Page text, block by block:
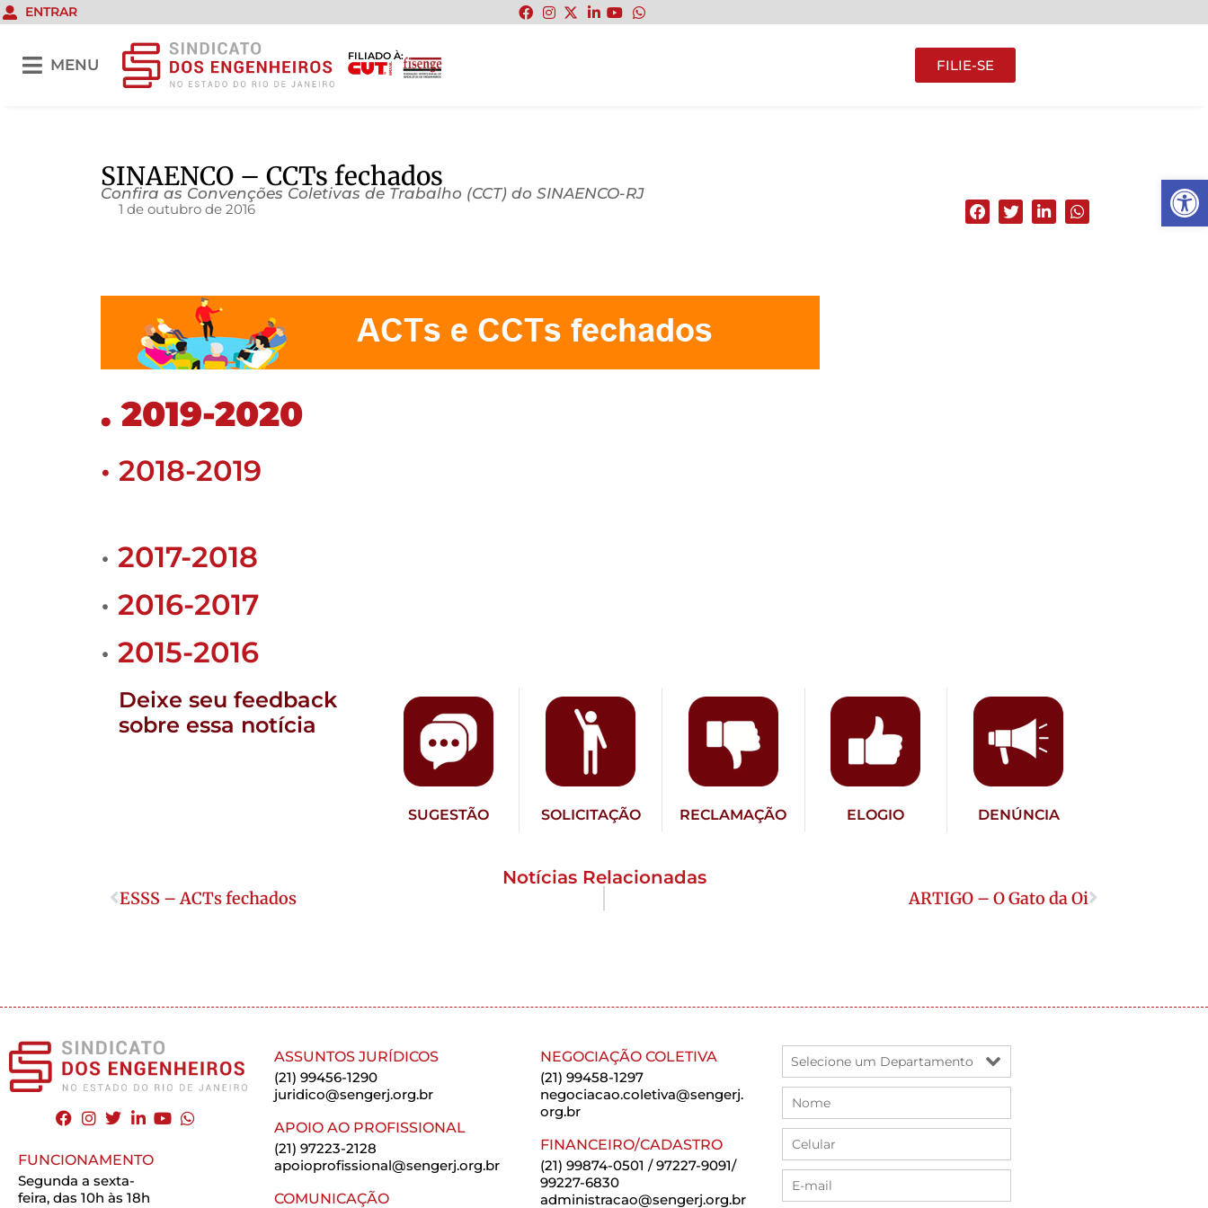
Abrir
ENTRAR
MENU
FILIADO À:
FILIE-SE
SINAENCO – CCTs fechados
Confira as Convenções Coletivas de Trabalho (CCT) do SINAENCO-RJ
1 de outubro de 2016
. 2019-2020
• 2018-2019
• 2017-2018
• 2016-2017
• 2015-2016
Deixe seu feedback
sobre essa notícia
SUGESTÃO SOLICITAÇÃO RECLAMAÇÃO ELOGIO DENÚNCIA
Notícias Relacionadas
ESSS – ACTs fechados ARTIGO – O Gato da Oi
FUNCIONAMENTO
Segunda a sexta-
feira, das 10h às 18h
ASSUNTOS JURÍDICOS
(21) 99456-1290
juridico@sengerj.org.br
APOIO AO PROFISSIONAL
(21) 97223-2128
apoioprofissional@sengerj.org.br
COMUNICAÇÃO
NEGOCIAÇÃO COLETIVA
(21) 99458-1297
negociacao.coletiva@sengerj.
org.br
FINANCEIRO/CADASTRO
(21) 99874-0501 / 97227-9091/
99227-6830
administracao@sengerj.org.br